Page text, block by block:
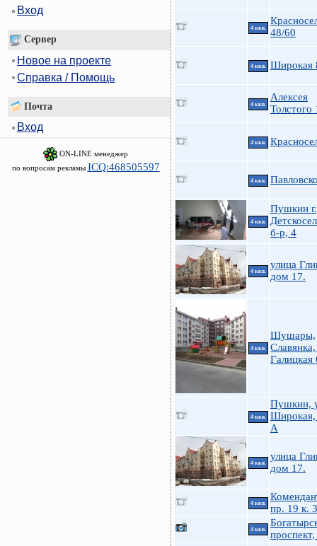
Вход
Сервер
Новое на проекте
Справка / Помощь
Почта
Вход
ON-LINE менеджер
по вопросам рекламы ICQ:468505597
4 ккв.
48/60
4 ккв. Широкая
4 ккв.
Алексея
Толстого
4 ккв.
4 ккв.
4 ккв.
Пушкин
б-р, 4
4 ккв.
улица
дом 17.
4 ккв.
Шушары,
Галицкая
4 ккв.
Пушкин,
А
4 ккв.
улица
дом 17.
4 ккв.
пр. 19 к. 3
4 ккв.